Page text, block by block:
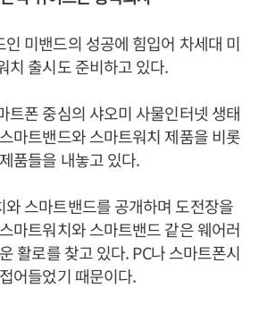
미밴드의 성공에 힘입어 차세대 미
치 출시도 준비하고 있다.
트폰 중심의 샤오미 사물인터넷 생태
마트밴드와 스마트워치 제품을 비롯
품들을 내놓고 있다.
스마트밴드를 공개하며 도전장을
마트워치와 스마트밴드 같은 웨어러
활로를 찾고 있다. PC나 스마트폰시
어들었기 때문이다.